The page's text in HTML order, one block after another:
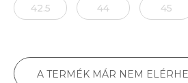
42.5 44 45
A TERMÉK MÁR NEM